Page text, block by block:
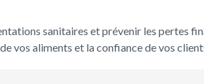
sanitaires et prévenir les pertes
vos aliments et la confiance de vos